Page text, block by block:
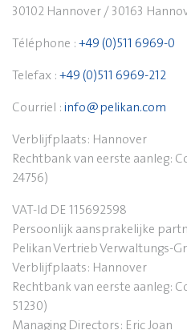
30102 Hannover / 30163
Téléphone : +49 (0)511 6969-0
Telefax : +49 (0)511 6969-212
Courriel : info@pelikan.com
Verblijfplaats: Hannover
Rechtbank van eerste aanleg:
24756)
VAT-Id DE 115692598
Persoonlijk aansprakelijke
Pelikan Vertrieb Verwaltungs-
Verblijfplaats: Hannover
Rechtbank van eerste aanleg:
51230)
Managing Directors: Eric Joan